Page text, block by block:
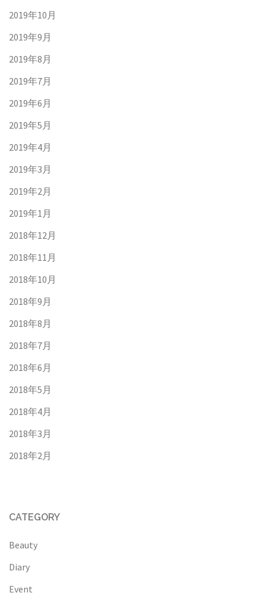
2019年10月
2019年9月
2019年8月
2019年7月
2019年6月
2019年5月
2019年4月
2019年3月
2019年2月
2019年1月
2018年12月
2018年11月
2018年10月
2018年9月
2018年8月
2018年7月
2018年6月
2018年5月
2018年4月
2018年3月
2018年2月
CATEGORY
Beauty
Diary
Event